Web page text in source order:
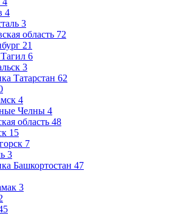
4
3
область 72
21
6
3
Татарстан 62
4
Челны 4
область 48
15
7
3
Башкортостан 47
3